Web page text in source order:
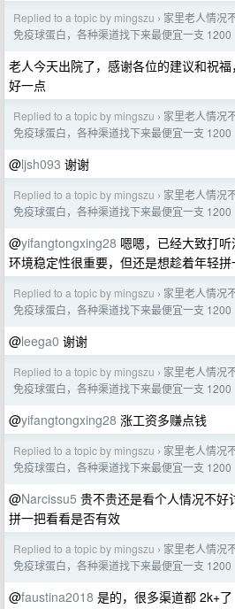
Replied to a topic by mingszu › 家里老人情况
免疫球蛋白，各种渠道找下来最便宜一支 1200
老人今天出院了，感谢各位的建议和祝
好一点
Replied to a topic by mingszu › 家里老人情况
免疫球蛋白，各种渠道找下来最便宜一支 1200
@ljsh093 谢谢
Replied to a topic by mingszu › 家里老人情况
免疫球蛋白，各种渠道找下来最便宜一支 1200
@yifangtongxing28 嗯嗯，已经大致打
环境稳定性很重要，但还是想趁着年轻拼
Replied to a topic by mingszu › 家里老人情况
免疫球蛋白，各种渠道找下来最便宜一支 1200
@leega0 谢谢
Replied to a topic by mingszu › 家里老人情况
免疫球蛋白，各种渠道找下来最便宜一支 1200
@yifangtongxing28 涨工资多赚点钱
Replied to a topic by mingszu › 家里老人情况
免疫球蛋白，各种渠道找下来最便宜一支 1200
@Narcissu5 贵不贵还是看个人情况不好
拼一把看看是否有效
Replied to a topic by mingszu › 家里老人情况
免疫球蛋白，各种渠道找下来最便宜一支 1200
@faustina2018 是的，很多渠道都 2k+了